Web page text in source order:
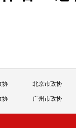
协 北京市政协
协 广州市政协